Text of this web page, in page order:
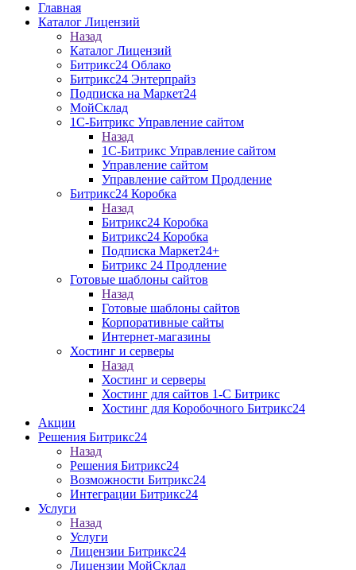
Главная
Каталог Лицензий
Назад
Каталог Лицензий
Битрикс24 Облако
Битрикс24 Энтерпрайз
Подписка на Маркет24
МойСклад
1С-Битрикс Управление сайтом
Назад
1С-Битрикс Управление сайтом
Управление cайтом
Управление сайтом Продление
Битрикс24 Коробка
Назад
Битрикс24 Коробка
Битрикс24 Коробка
Подписка Маркет24+
Битрикс 24 Продление
Готовые шаблоны сайтов
Назад
Готовые шаблоны сайтов
Корпоративные сайты
Интернет-магазины
Хостинг и серверы
Назад
Хостинг и серверы
Хостинг для сайтов 1-C Битрикс
Хостинг для Коробочного Битрикс24
Акции
Решения Битрикс24
Назад
Решения Битрикс24
Возможности Битрикс24
Интеграции Битрикс24
Услуги
Назад
Услуги
Лицензии Битрикс24
Лицензии МойСклад